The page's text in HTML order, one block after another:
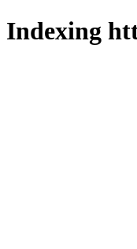
Indexing